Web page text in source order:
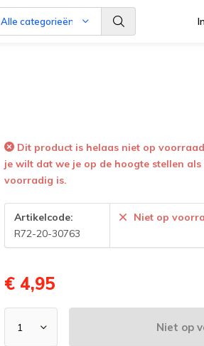
Alle categorieën
Dit product is helaas niet op
je wilt dat we je op de hoogte stellen
voorradig is.
Artikelcode:
R72-20-30763
Niet op
€ 4,95
Niet op